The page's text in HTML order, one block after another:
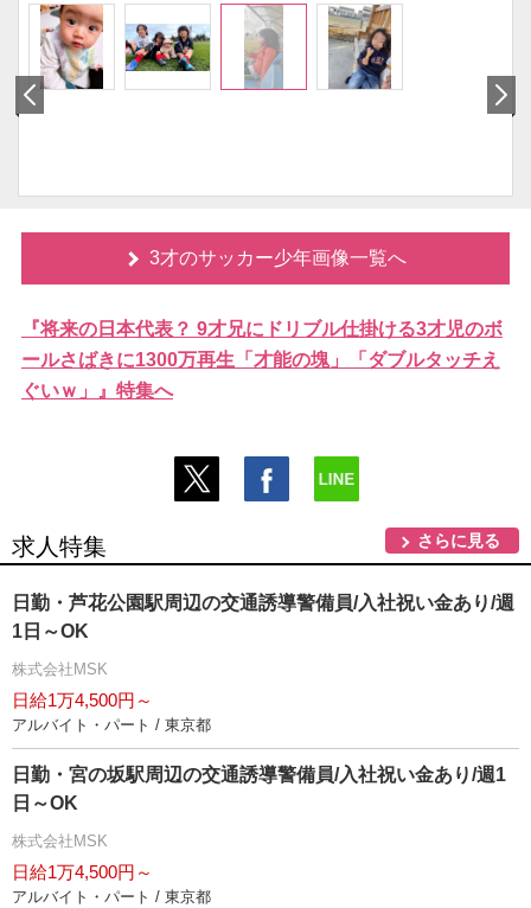
3才のサッカー少年画像一覧へ
『将来の日本代表？ 9才兄にドリブル仕掛ける3才児のボ
ールさばきに1300万再生「才能の塊」「ダブルタッチえ
ぐいｗ」』特集へ
求人特集 さらに見る
日勤・芦花公園駅周辺の交通誘導警備員/入社祝い金あり/週
1日～OK
株式会社MSK
日給1万4,500円～
アルバイト・パート / 東京都
日勤・宮の坂駅周辺の交通誘導警備員/入社祝い金あり/週1
日～OK
株式会社MSK
日給1万4,500円～
アルバイト・パート / 東京都